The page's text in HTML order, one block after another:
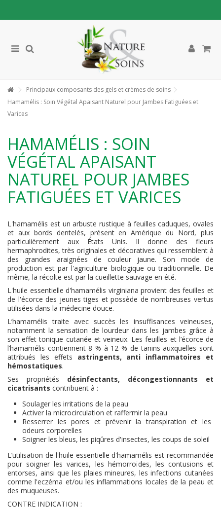
Principaux composants des gels et crèmes de soins
Hamamélis : Soin Végétal Apaisant Naturel pour Jambes Fatiguées et
Varices
HAMAMÉLIS : SOIN
VÉGÉTAL APAISANT
NATUREL POUR JAMBES
FATIGUÉES ET VARICES
L'hamamélis est un arbuste rustique à feuilles caduques, ovales
et aux bords dentelés, présent en Amérique du Nord, plus
particulièrement aux États Unis. Il donne des fleurs
hermaphrodites, très originales et décoratives qui ressemblent à
des grandes araignées de couleur jaune. Son mode de
production est par l'agriculture biologique ou traditionnelle. De
même, la récolte est par la cueillette sauvage en été.
L'huile essentielle d'hamamélis virginiana provient des feuilles et
de l'écorce des jeunes tiges et possède de nombreuses vertus
utilisées dans la médecine douce.
L’hamamélis traite avec succès les insuffisances veineuses,
notamment la sensation de lourdeur dans les jambes grâce à
son effet tonique cutanée et veineux. Les feuilles et l’écorce de
l’hamamélis contiennent 8 % à 12 % de tanins auxquelles sont
attribués les effets astringents, anti inflammatoires et
hémostatiques.
Ses propriétés désinfectants, décongestionnants et
cicatrisants contribuent à :
Soulager les irritations de la peau
Activer la microcirculation et raffermir la peau
Resserrer les pores et prévenir la transpiration et les
odeurs corporelles
Soigner les bleus, les piqûres d'insectes, les coups de soleil
L’utilisation de l'huile essentielle d'hamamélis est recommandée
pour soigner les varices, les hémorroïdes, les contusions et
entorses, ainsi que les plaies mineures, les infections cutanées
comme l'eczéma et/ou les inflammations locales de la peau et
des muqueuses.
CONTRE INDICATION :